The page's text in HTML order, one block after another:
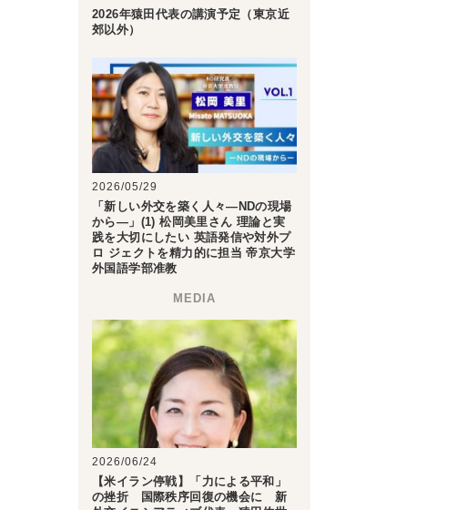
2026年猿田代表の講演予定（東京近
郊以外）
2026/05/29
「新しい外交を築く人々―NDの現場
から―」(1) 松岡美里さん 理論と実
践を大切にしたい 英語発信や対外プ
ロ ジェクトを精力的に担当 帝京大学
外国語学部准教
2026/06/24
【米イラン停戦】「力による平和」
の挫折 国際秩序回復の機会に 新